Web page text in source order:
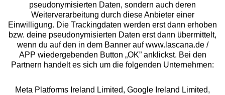
Über uns
Rechtliches
pseudonymisierten Daten, sondern auch deren
Weiterverarbeitung durch diese Anbieter einer
Einwilligung. Die Trackingdaten werden erst dann erhoben
bzw. deine pseudonymisierten Daten erst dann übermittelt,
wenn du auf den in dem Banner auf www.lascana.de /
APP wiedergebenden Button „OK” anklickst. Bei den
Partnern handelt es sich um die folgenden Unternehmen:
Meta Platforms Ireland Limited, Google Ireland Limited,